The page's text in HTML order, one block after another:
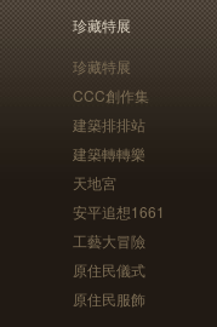
珍藏特展
珍藏特展
CCC創作集
建築排排站
建築轉轉樂
天地宮
安平追想1661
工藝大冒險
原住民儀式
原住民服飾